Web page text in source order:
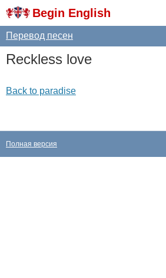
Begin English
Перевод песен
Reckless love
Back to paradise
Полная версия